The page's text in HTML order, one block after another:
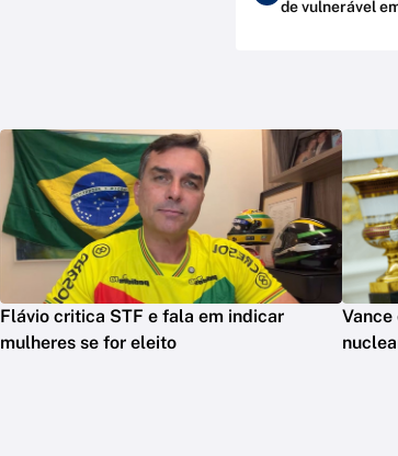
de vulnerável
Flávio critica STF e fala em indicar
mulheres se for eleito
Vance